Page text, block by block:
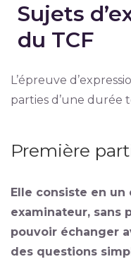
Sujets
du TCF
L’épreuve
parties d’une durée
Première
Elle consiste en
examinateur, sans
pouvoir échanger
des questions